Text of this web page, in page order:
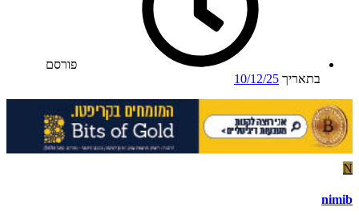
פורסם
בתאריך 10/12/25
N
nimib